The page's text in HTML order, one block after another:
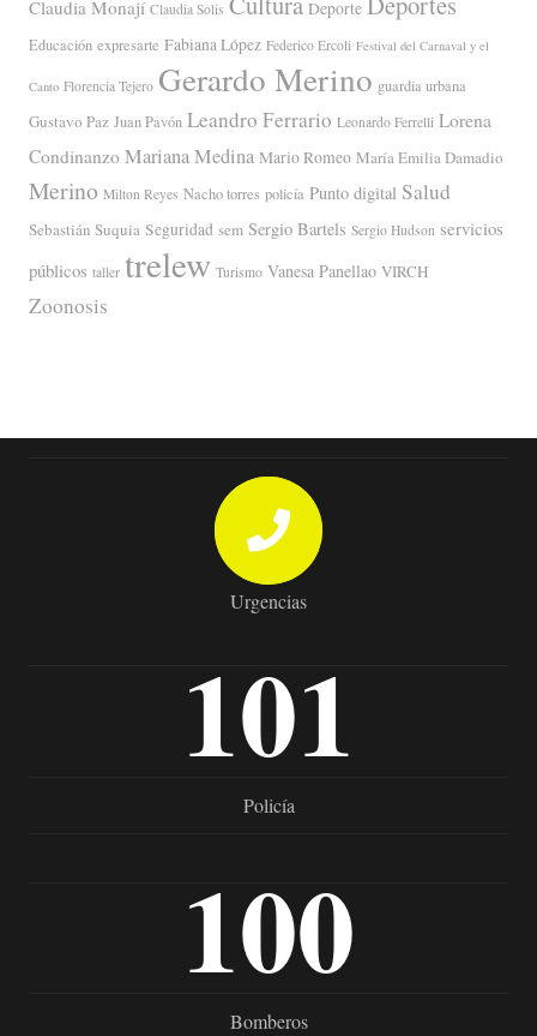
Claudia Monají Claudia Solis Deporte
Educación expresarte Fabiana López Federico Ercoli Festival del Carnaval y el
Canto Florencia Tejero Gerardo Merino guardia urbana
Gustavo Paz Juan Pavón Leandro Ferrario Leonardo Ferrelli Lorena
Condinanzo Mariana Medina Mario Romeo María Emilia Damadio
Merino Milton Reyes Nacho torres policía Punto digital Salud
Sebastián Suquia Seguridad sem Sergio Bartels Sergio Hudson servicios
públicos taller trelew Turismo Vanesa Panellao VIRCH
Zoonosis
Urgencias
101
Policía
100
Bomberos